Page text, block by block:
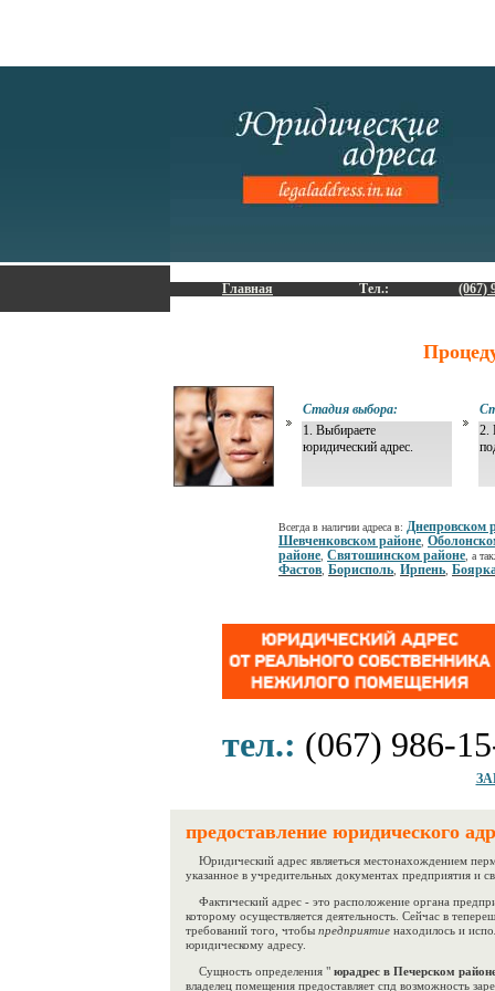
Главная Тел.: (067)
Стадия выбора:
1. Выбираете
юридический адрес.
2.
Всегда в наличии адреса в: Днепровском
Шевченковском районе
районе Святошинском районе , а
Фастов Борисполь Ирпень
тел.: (067) 986-
предоставление юридического
Юридический адрес являеться местонахождением
указанное в учредительных документах предприятия и
Фактический адрес - это расположение органа
которому осуществляется деятельность. Сейчас в
требований того, чтобы предприятие находилось и
юридическому адресу.
Сущность определения " юрадрес в Печерском
владелец помещения предоставляет спд возможность